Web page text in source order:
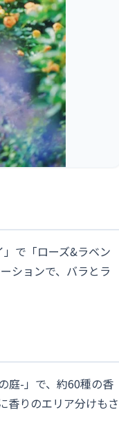
で「ローズ&ラベン
ションで、バラとラ
庭-」で、約60種の香
香りのエリア分けもさ